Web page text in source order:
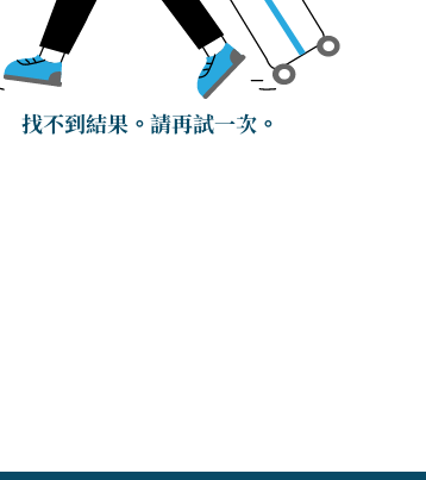
找不到結果。請再試一次。